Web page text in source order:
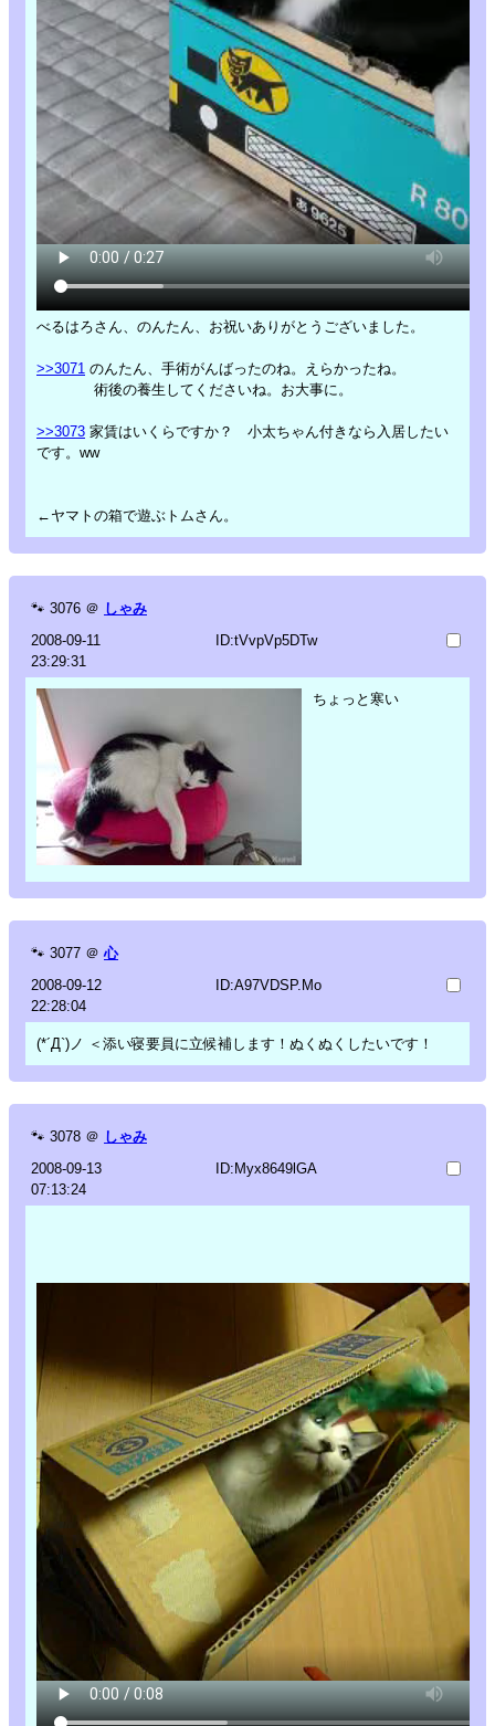
べるはろさん、のんたん、お祝いありがとうございました。
>>3071 のんたん、手術がんばったのね。えらかったね。
術後の養生してくださいね。お大事に。
>>3073 家賃はいくらですか？ 小太ちゃん付きなら入居したい
です。ww
←ヤマトの箱で遊ぶトムさん。
🐾 3076 ＠ しゃみ
2008-09-11
23:29:31
ID:tVvpVp5DTw
ちょっと寒い
🐾 3077 ＠ 心
2008-09-12
22:28:04
ID:A97VDSP.Mo
(*´Д`)ノ ＜添い寝要員に立候補します！ぬくぬくしたいです！
🐾 3078 ＠ しゃみ
2008-09-13
07:13:24
ID:Myx8649lGA